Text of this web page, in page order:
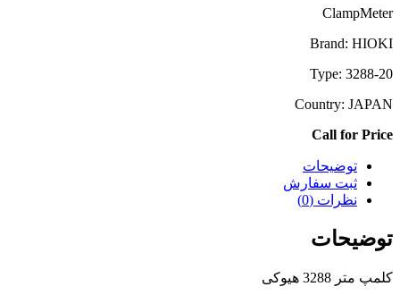
ClampMeter
Brand: HIOKI
Type: 3288-20
Country: JAPAN
Call for Price
توضیحات
ثبت سفارش
نظرات (0)
توضیحات
کلمپ متر 3288 هیوکی